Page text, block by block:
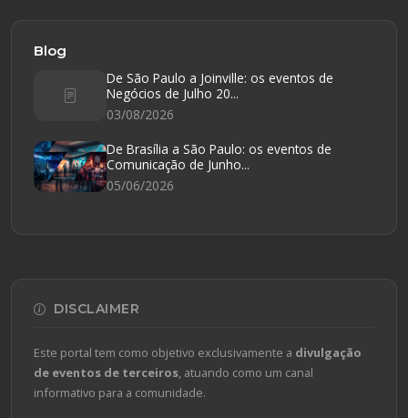
Blog
De São Paulo a Joinville: os eventos de
Negócios de Julho 20...
03/08/2026
De Brasília a São Paulo: os eventos de
Comunicação de Junho...
05/06/2026
DISCLAIMER
Este portal tem como objetivo exclusivamente a divulgação
de eventos de terceiros, atuando como um canal
informativo para a comunidade.